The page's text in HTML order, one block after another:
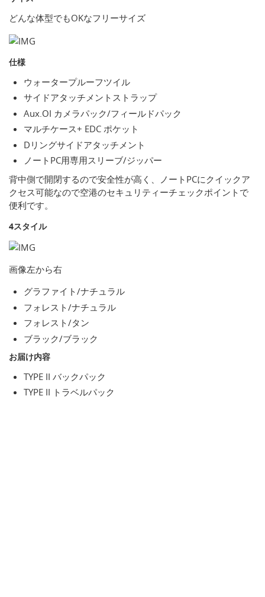
どんな体型でもOKなフリーサイズ
仕様
ウォータープルーフツイル
サイドアタッチメントストラップ
Aux.OI カメラパック/フィールドパック
マルチケース+ EDC ポケット
Dリングサイドアタッチメント
ノートPC用専用スリーブ/ジッパー
背中側で開閉するので安全性が高く、ノートPCにクイックア
クセス可能なので空港のセキュリティーチェックポイントで
便利です。
4スタイル
画像左から右
グラファイト/ナチュラル
フォレスト/ナチュラル
フォレスト/タン
ブラック/ブラック
お届け内容
TYPE II バックパック
TYPE II トラベルパック